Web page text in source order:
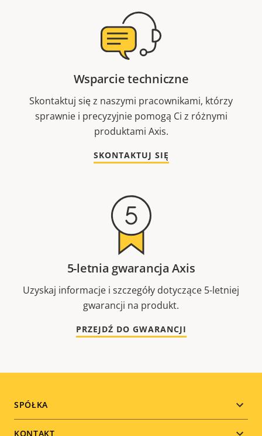
Wsparcie techniczne
Skontaktuj się z naszymi pracownikami, którzy
sprawnie i precyzyjnie pomogą Ci z różnymi
produktami Axis.
SKONTAKTUJ SIĘ
5-letnia gwarancja Axis
Uzyskaj informacje i szczegóły dotyczące 5-letniej
gwarancji na produkt.
PRZEJDŹ DO GWARANCJI
Footer
SPÓŁKA
KONTAKT